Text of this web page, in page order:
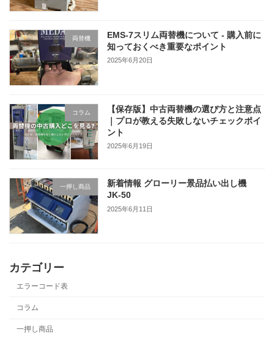
両替機
EMS-7スリム両替機について - 購入前に
知っておくべき重要なポイント
2025年6月20日
コラム
【保存版】中古両替機の選び方と注意点
｜プロが教える失敗しないチェックポイ
ント
2025年6月19日
一押し商品
新着情報 グローリー景品払い出し機
JK-50
2025年6月11日
カテゴリー
エラーコード表
コラム
一押し商品